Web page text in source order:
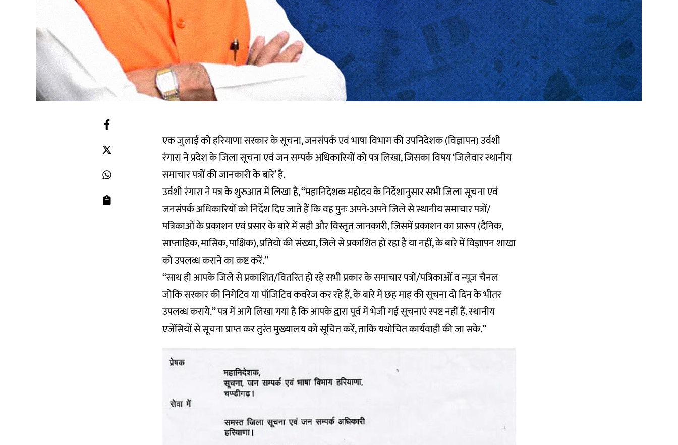
एक जुलाई को हरियाणा सरकार के सूचना, जनसंपर्क एवं भाषा विभाग की उपनिदेशक (विज्ञापन) उर्वशी
रंगारा ने प्रदेश के जिला सूचना एवं जन सम्पर्क अधिकारियों को पत्र लिखा, जिसका विषय ‘जिलेवार स्थानीय
समाचार पत्रों की जानकारी के बारे’ है.
उर्वशी रंगारा ने पत्र के शुरुआत में लिखा है, ‘‘महानिदेशक महोदय के निर्देशानुसार सभी जिला सूचना एवं
जनसंपर्क अधिकारियों को निर्देश दिए जाते हैं कि वह पुनः अपने-अपने जिले से स्थानीय समाचार पत्रों/
पत्रिकाओं के प्रकाशन एवं प्रसार के बारे में सही और विस्तृत जानकारी, जिसमें प्रकाशन का प्रारूप (दैनिक,
साप्ताहिक, मासिक, पाक्षिक), प्रतियो की संख्या, जिले से प्रकाशित हो रहा है या नहीं, के बारे में विज्ञापन शाखा
को उपलब्ध कराने का कष्ट करें.’’
‘‘साथ ही आपके जिले से प्रकाशित/वितरित हो रहे सभी प्रकार के समाचार पत्रों/पत्रिकाओं व न्यूज़ चैनल
जोकि सरकार की निगेटिव या पॉजिटिव कवरेज कर रहे हैं, के बारे में छह माह की सूचना दो दिन के भीतर
उपलब्ध कराये.’’ पत्र में आगे लिखा गया है कि आपके द्वारा पूर्व में भेजी गई सूचनाएं स्पष्ट नहीं हैं. स्थानीय
एजेंसियों से सूचना प्राप्त कर तुरंत मुख्यालय को सूचित करें, ताकि यथोचित कार्यवाही की जा सके.’’